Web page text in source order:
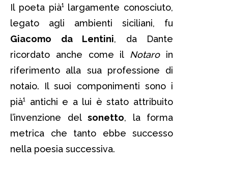
Il poeta pià¹ largamente conosciuto,
legato agli ambienti siciliani, fu
Giacomo da Lentini, da Dante
ricordato anche come il Notaroin
riferimento alla sua professione di
notaio. Il suoi componimenti sono i
pià¹ antichi e a lui è stato attribuito
l’invenzione del sonetto, la forma
metrica che tanto ebbe successo
nella poesia successiva.